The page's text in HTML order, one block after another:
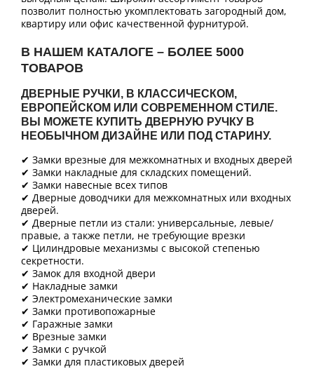
позволит полностью укомплектовать загородный дом,
квартиру или офис качественной фурнитурой.
В НАШЕМ КАТАЛОГЕ – БОЛЕЕ 5000
ТОВАРОВ
ДВЕРНЫЕ РУЧКИ, В КЛАССИЧЕСКОМ,
ЕВРОПЕЙСКОМ ИЛИ СОВРЕМЕННОМ СТИЛЕ.
ВЫ МОЖЕТЕ КУПИТЬ ДВЕРНУЮ РУЧКУ В
НЕОБЫЧНОМ ДИЗАЙНЕ ИЛИ ПОД СТАРИНУ.
✔ Замки врезные для межкомнатных и входных дверей
✔ Замки накладные для складских помещений.
✔ Замки навесные всех типов
✔ Дверные доводчики для межкомнатных или входных
дверей.
✔ Дверные петли из стали: универсальные, левые/
правые, а также петли, не требующие врезки
✔ Цилиндровые механизмы с высокой степенью
секретности.
✔ Замок для входной двери
✔ Накладные замки
✔ Электромеханические замки
✔ Замки противопожарные
✔ Гаражные замки
✔ Врезные замки
✔ Замки с ручкой
✔ Замки для пластиковых дверей